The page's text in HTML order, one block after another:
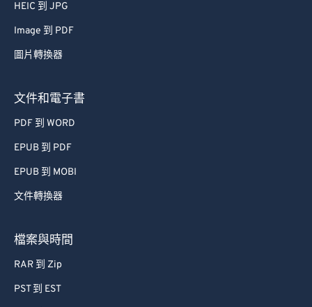
HEIC 到 JPG
Image 到 PDF
圖片轉換器
文件和電子書
PDF 到 WORD
EPUB 到 PDF
EPUB 到 MOBI
文件轉換器
檔案與時間
RAR 到 Zip
PST 到 EST